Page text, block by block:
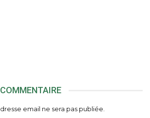
email ne sera pas publiée.